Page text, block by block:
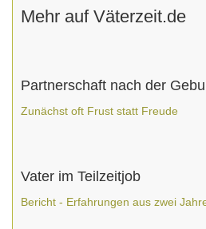
Mehr auf Väterzeit.de
Partnerschaft nach der
Zunächst oft Frust statt Freude
Vater im Teilzeitjob
Bericht - Erfahrungen aus zwei